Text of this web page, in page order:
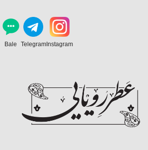
Instagram
Telegram
Bale